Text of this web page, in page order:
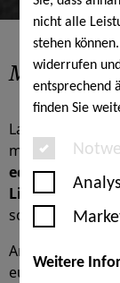
nicht alle
stehen
widerrufen
entsprechend
finden Sie
Lassen Sie sich
mitreißen und
echten
Live-Sessions
sowohl über als
Anders als
euch, das das